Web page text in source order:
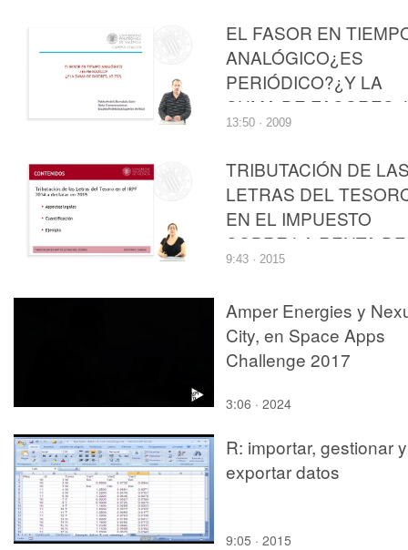
EL FASOR EN
ANALÓGICO¿ES
PERIÓDICO?¿Y LA
SUMA DE FASORES,
ES?
13:50 · 2009
TRIBUTACIÓN DE
LETRAS DEL
EN EL IMPUESTO
SOBRE LA RENTA DE
LAS PERSONAS
9:43 · 2015
Amper Energies y
City, en Space Apps
Challenge 2017
3:06 · 2024
R: importar, gestionar y
exportar datos
9:05 · 2015